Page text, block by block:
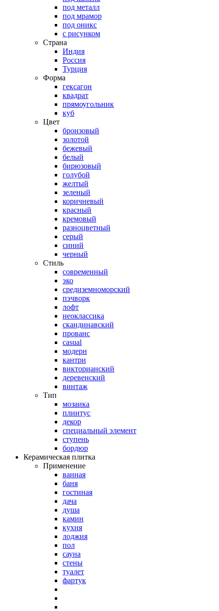
под металл
под мрамор
под оникс
с рисунком
Страна
Индия
Россия
Турция
Форма
гексагон
квадрат
прямоугольник
куб
Цвет
бронзовый
золотой
бежевый
белый
бирюзовый
голубой
желтый
зеленый
коричневый
красный
кремовый
разноцветный
серый
синий
черный
Стиль
современный
эко
средиземноморский
пэчворк
лофт
неоклассика
скандинавский
прованс
casual
модерн
кантри
викторианский
деревенский
винтаж
Тип
мозаика
плинтус
декор
специальный элемент
ступень
бордюр
Керамическая плитка
Применение
ванная
баня
гостиная
дача
душа
камин
кухня
лоджия
пол
сауна
стены
туалет
фартук